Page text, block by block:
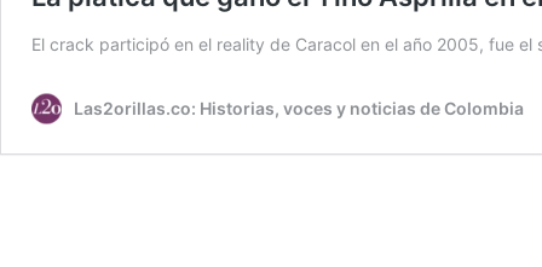
El crack participó en el reality de Caracol en el año 2005, fue
Las2orillas.co: Historias, voces y noticias de Colombia